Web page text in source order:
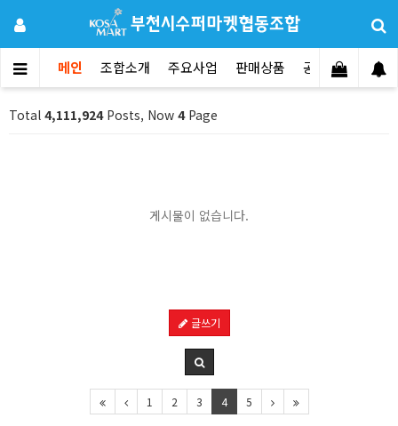
메인 조합소개 주요사업 판매상품 공지사항 문
Total 4,111,924Posts, Now 4Page
게시물이 없습니다.
글쓰기
1 2 3 4 5